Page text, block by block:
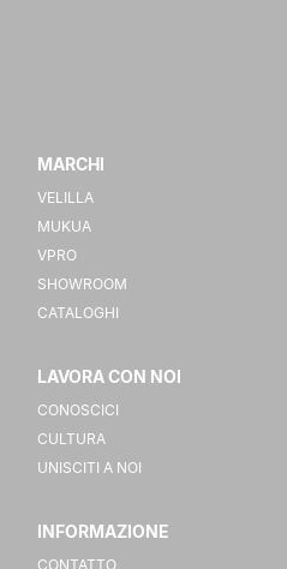
MARCHI
VELILLA
MUKUA
VPRO
SHOWROOM
CATALOGHI
LAVORA CON NOI
CONOSCICI
CULTURA
UNISCITI A NOI
INFORMAZIONE
CONTATTO